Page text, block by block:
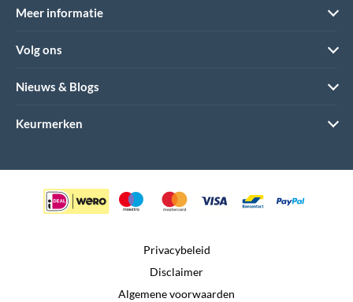
Meer informatie
Volg ons
Nieuws & Blogs
Keurmerken
Privacybeleid
Disclaimer
Algemene voorwaarden